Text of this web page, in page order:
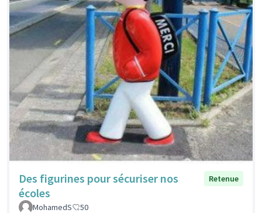
Des figurines pour sécuriser nos
écoles
Retenue
MohamedS 50